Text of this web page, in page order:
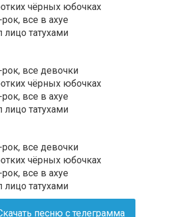
чёрных юбочках
все в ахуе
лицо татухами
все девочки
чёрных юбочках
все в ахуе
лицо татухами
все девочки
чёрных юбочках
все в ахуе
лицо татухами
песню с телеграмма